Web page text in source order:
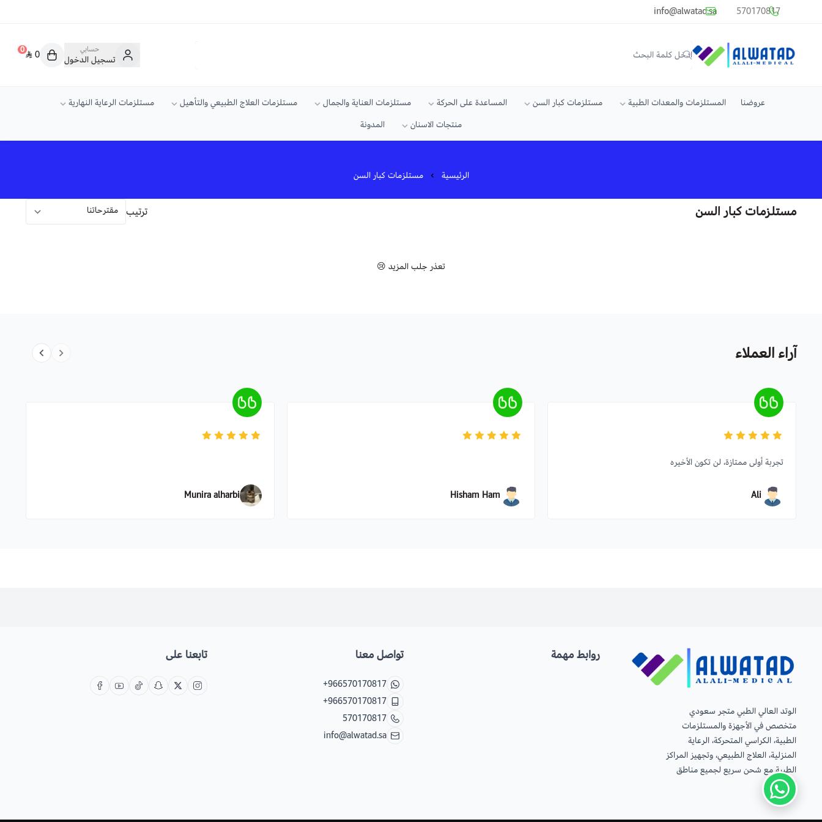
common.titles.skip_to_main_content
570170817
info@alwatad.sa
متجر الوتد العالي الطبي
حسابي
تسجيل الدخول
0 0
عروضنا المستلزمات والمعدات الطبية مستلزمات كبار السن المساعدة على الحركة مستلزمات العناية والجمال مستلزمات العلاج الطبيعي والتأهيل
مستلزمات الرعاية النهارية
منتجات الاسنان
المدونة
الرئيسية مستلزمات كبار السن
مستلزمات كبار السن ترتيب
تعذر جلب المزيد 😢
آراء العملاء
تجربة أولى ممتازة، لن تكون الأخيره
Ali
Hisham Ham
Munira alharbi
الوتد العالي الطبي متجر سعودي
متخصص في الأجهزة والمستلزمات
الطبية، الكراسي المتحركة، الرعاية
المنزلية، العلاج الطبيعي، وتجهيز المراكز
الطبية مع شحن سريع لجميع مناطق
المملكة.
روابط مهمة تواصل معنا
+966570170817
+966570170817
570170817
info@alwatad.sa
تابعنا على